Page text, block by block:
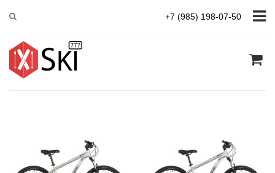
+7 (985) 198-07-50